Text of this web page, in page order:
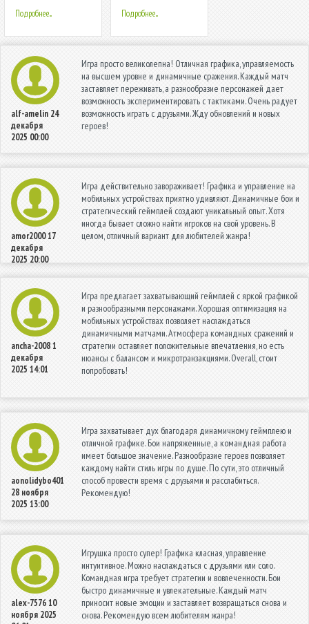
Подробнее... Подробнее...
alf-amelin 24
декабря
2025 00:00
Игра просто великолепна! Отличная графика, управляемость
на высшем уровне и динамичные сражения. Каждый матч
заставляет переживать, а разнообразие персонажей дает
возможность экспериментировать с тактиками. Очень радует
возможность играть с друзьями. Жду обновлений и новых
героев!
amor200017
декабря
2025 20:00
Игра действительно завораживает! Графика и управление на
мобильных устройствах приятно удивляют. Динамичные бои и
стратегический геймплей создают уникальный опыт. Хотя
иногда бывает сложно найти игроков на свой уровень. В
целом, отличный вариант для любителей жанра!
ancha-20081
декабря
2025 14:01
Игра предлагает захватывающий геймплей с яркой графикой
и разнообразными персонажами. Хорошая оптимизация на
мобильных устройствах позволяет наслаждаться
динамичными матчами. Атмосфера командных сражений и
стратегии оставляет положительные впечатления, но есть
нюансы с балансом и микротранзакциями. Overall, стоит
попробовать!
aonolidybo401
28 ноября
2025 13:00
Игра захватывает дух благодаря динамичному геймплею и
отличной графике. Бои напряженные, а командная работа
имеет большое значение. Разнообразие героев позволяет
каждому найти стиль игры по душе. По сути, это отличный
способ провести время с друзьями и расслабиться.
Рекомендую!
alex-757610
ноября 2025
Игрушка просто супер! Графика класная, управление
интуитивное. Можно наслаждаться с друзьями или соло.
Командная игра требует стратегии и вовлеченности. Бои
быстро динамичные и увлекательные. Каждый матч
приносит новые эмоции и заставляет возвращаться снова и
снова. Рекомендую всем любителям жанра!